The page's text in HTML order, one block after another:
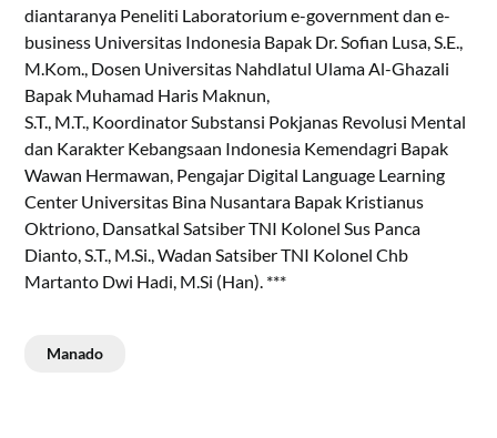
diantaranya Peneliti Laboratorium e-government dan e-
business Universitas Indonesia Bapak Dr. Sofian Lusa, S.E.,
M.Kom., Dosen Universitas Nahdlatul Ulama Al-Ghazali
Bapak Muhamad Haris Maknun,
S.T., M.T., Koordinator Substansi Pokjanas Revolusi Mental
dan Karakter Kebangsaan Indonesia Kemendagri Bapak
Wawan Hermawan, Pengajar Digital Language Learning
Center Universitas Bina Nusantara Bapak Kristianus
Oktriono, Dansatkal Satsiber TNI Kolonel Sus Panca
Dianto, S.T., M.Si., Wadan Satsiber TNI Kolonel Chb
Martanto Dwi Hadi, M.Si (Han). ***
Manado